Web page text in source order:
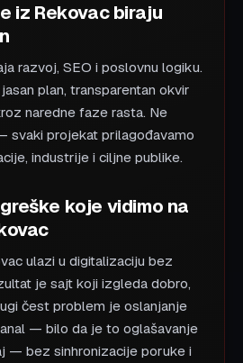
iz Rekovac biraju
razvoj, SEO i poslovnu logiku.
plan, transparentan okvir
naredne faze rasta. Ne
svaki projekat prilagođavamo
industrije i ciljne publike.
koje vidimo na
ulazi u digitalizaciju bez
je sajt koji izgleda dobro,
čest problem je oslanjanje
— bilo da je to oglašavanje
— bez sinhronizacije poruke i